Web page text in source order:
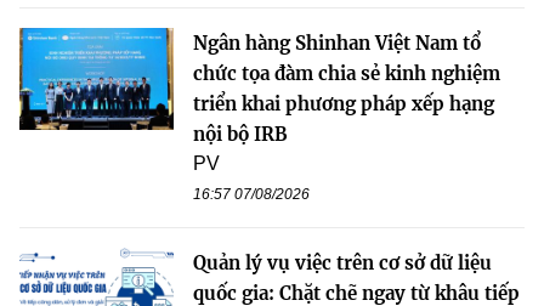
Ngân hàng Shinhan Việt Nam tổ
chức tọa đàm chia sẻ kinh nghiệm
triển khai phương pháp xếp hạng
nội bộ IRB
PV
16:57 07/08/2026
Quản lý vụ việc trên cơ sở dữ liệu
quốc gia: Chặt chẽ ngay từ khâu tiếp